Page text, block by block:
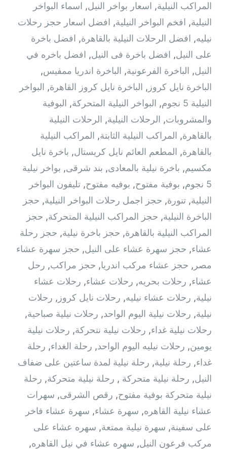
المراكب النيلية, اسعار بواخر النيل, اسماء البواخر
النيلية, افخم البواخر النيلية, افضل اسعار حجز رحلات
نيليه, افضل الرحلات النيلية بالقاهرة, افضل باخرة
على النيل, افضل باخرة فى النيل, افضل باخره في
النيل, الباخرة الفرعونية, الباخرة اندريا ممفيس,
الباخرة نايل كروز , الباخرة نايل كروز القاهرة, البواخر
النيلية 5 نجوم
, البواخر النيلية المتحركة, البوفية
والمشروبات, الرحلات النيلية, الرحلات النيلية
بالقاهرة, المراكب النيلية الثابتة, المراكب النيلية
بالقاهرة, المطعم العائم نايل كريستال, باخرة نايل
مكسيم, باخرة نيلية بالمعادى, بند شرقى, بواخر نيلية
5 نجوم
, بوفية مفتوح, بوفيه مفتوح, تليفون البواخر
النيلية, تنورة, حجز اجمل رحلات البواخر النيلية, حجز
الباخرة النيلية, حجز المراكب النيلية المتحركة, حجز
المراكب النيلية بالقاهرة, حجز باخرة نيلية, حجز رحلة
عشاء, حجز سهرة عشاء على النيل, حجز سهرة عشاء
مصر , حجز عشاء مركب اندريا, حجز مراكب, رحل
عشاء, رحلات بحريه, رحلات عشاء, رحلات عشاء
نيلية, رحلات عشاء نيليه, رحلات نايل كروز , رحلات
نيلية, رحلات نيلية اليوم الواحد, رحلات نيلية صباحية,
رحلات نيلية غداء, رحلات نيلية نتحركة, رحلات نيلية
يومين, رحلات نيليه اليوم الواحد, رحلة الغداء, رحلة
غداء, رحلة نيلية, رحلة نيلية لمدة ساعتين على ضفاف
النيل, رحلة نيلية متحركة ‫ , رحلة نيلية متحركة, رحلة
نيلية متحركة بوفية مفتوح, رقص الشرقى, سهرات
عشاء نيلية القاهره, سهرة عشاء, سهرة عشاء فاخر
على سفينة, سهرة نيلية ممتعة, سهره عشاء على
مركب فرعون النيل, سهره عشاء في نيل القاهره‏,